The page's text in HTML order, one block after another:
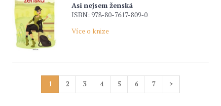
Asi nejsem ženská
ISBN: 978-80-7617-809-0
Více o knize
1 2 3 4 5 6 7 >